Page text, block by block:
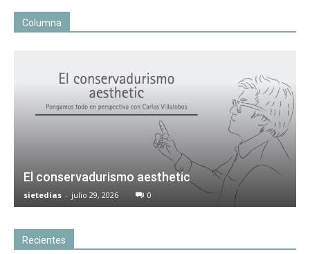
Columna
El conservadurismo aesthetic
sietedias - julio 29, 2026 0
Recientes